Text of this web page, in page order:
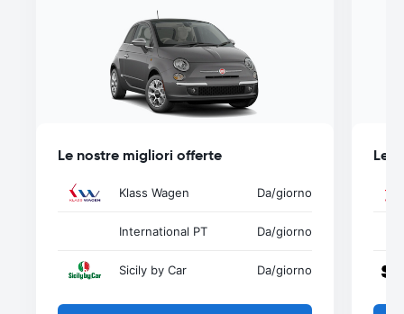
Le nostre migliori offerte
Klass Wagen Da/giorno
International PT Da/giorno
Sicily by Car Da/giorno
Le